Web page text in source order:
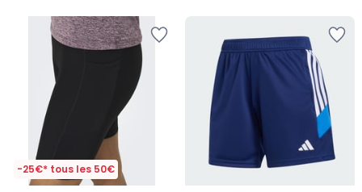
-25€* tous les 50€